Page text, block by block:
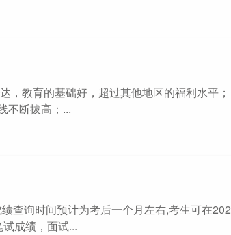
，教育的基础好，超过其他地区的福利水平；
不断拔高；...
查询时间预计为考后一个月左右,考生可在202
成绩，面试...